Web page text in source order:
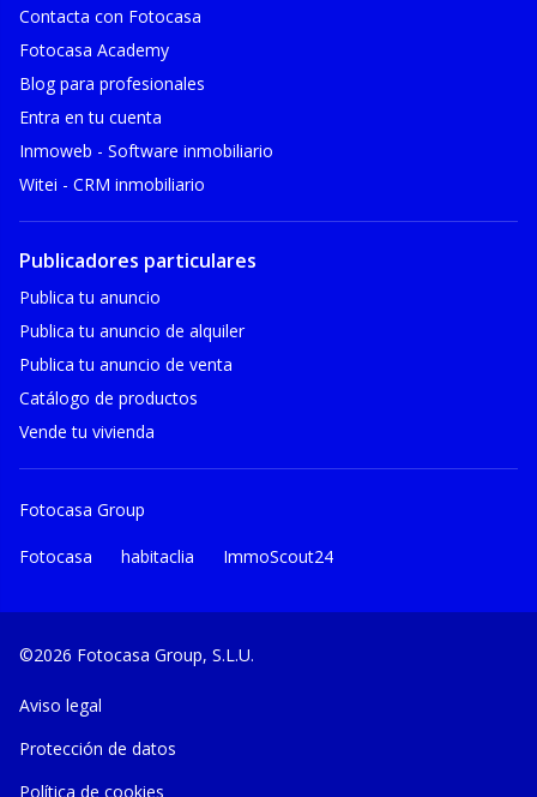
Contacta con Fotocasa
Fotocasa Academy
Blog para profesionales
Entra en tu cuenta
Inmoweb - Software inmobiliario
Witei - CRM inmobiliario
Publicadores particulares
Publica tu anuncio
Publica tu anuncio de alquiler
Publica tu anuncio de venta
Catálogo de productos
Vende tu vivienda
Fotocasa Group
Fotocasa habitaclia ImmoScout24
©2026 Fotocasa Group, S.L.U.
Aviso legal
Protección de datos
Política de cookies